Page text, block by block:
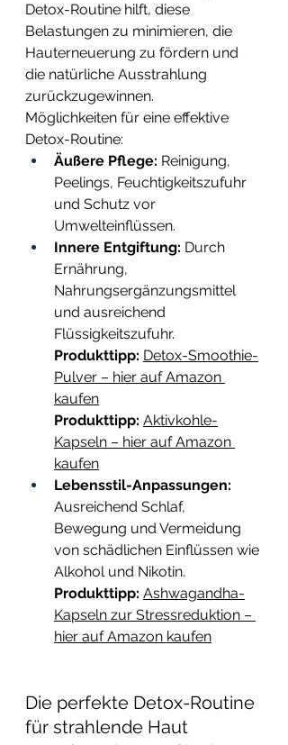
Detox-Routine hilft, diese
Belastungen zu minimieren, die
Hauterneuerung zu fördern und
die natürliche Ausstrahlung
zurückzugewinnen.
Möglichkeiten für eine effektive
Detox-Routine:
Äußere Pflege: Reinigung,
Peelings, Feuchtigkeitszufuhr
und Schutz vor
Umwelteinflüssen.
Innere Entgiftung: Durch
Ernährung,
Nahrungsergänzungsmittel
und ausreichend
Flüssigkeitszufuhr.
Produkttipp: Detox-Smoothie-
Pulver – hier auf Amazon
kaufen
Produkttipp: Aktivkohle-
Kapseln – hier auf Amazon
kaufen
Lebensstil-Anpassungen:
Ausreichend Schlaf,
Bewegung und Vermeidung
von schädlichen Einflüssen wie
Alkohol und Nikotin.
Produkttipp: Ashwagandha-
Kapseln zur Stressreduktion –
hier auf Amazon kaufen
Die perfekte Detox-Routine
für strahlende Haut